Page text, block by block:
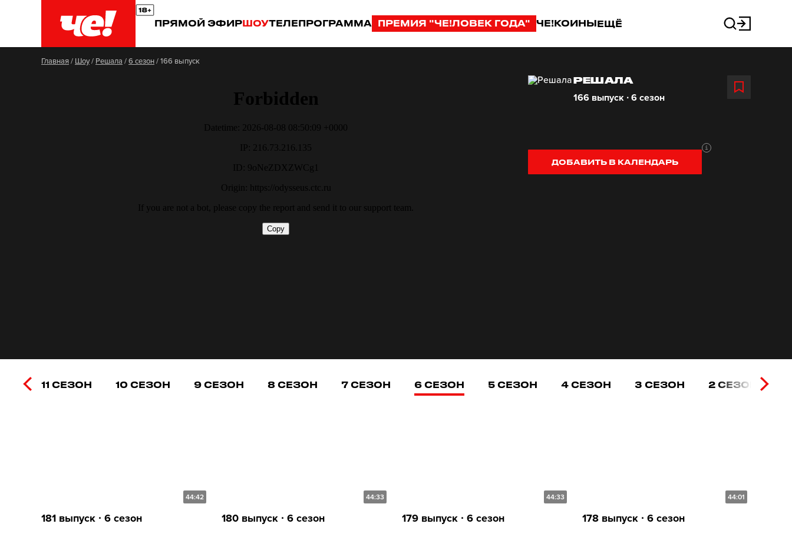
ПРЯМОЙ ЭФИРШОУТЕЛЕПРОГРАММА ПРЕМИЯ "ЧЕ!ЛОВЕК ГОДА" ЧЕ!КОИНЫЕЩЁ
Главная/ Шоу/ Решала /6 сезон/166 выпуск
РЕШАЛА
166 выпуск ∙ 6 сезон
ДОБАВИТЬ В КАЛЕНДАРЬ
11 СЕЗОН 10 СЕЗОН 9 СЕЗОН 8 СЕЗОН 7 СЕЗОН 6 СЕЗОН 5 СЕЗОН 4 СЕЗОН 3 СЕЗОН 2 СЕЗОН
44:42
181 выпуск ∙ 6 сезон
44:33
180 выпуск ∙ 6 сезон
44:33
179 выпуск ∙ 6 сезон
44:01
178 выпуск ∙ 6 сезон